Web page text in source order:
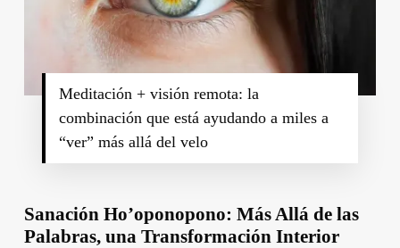
Meditación + visión remota: la
combinación que está ayudando a miles a
“ver” más allá del velo
Sanación Ho’oponopono: Más Allá de las
Palabras, una Transformación Interior